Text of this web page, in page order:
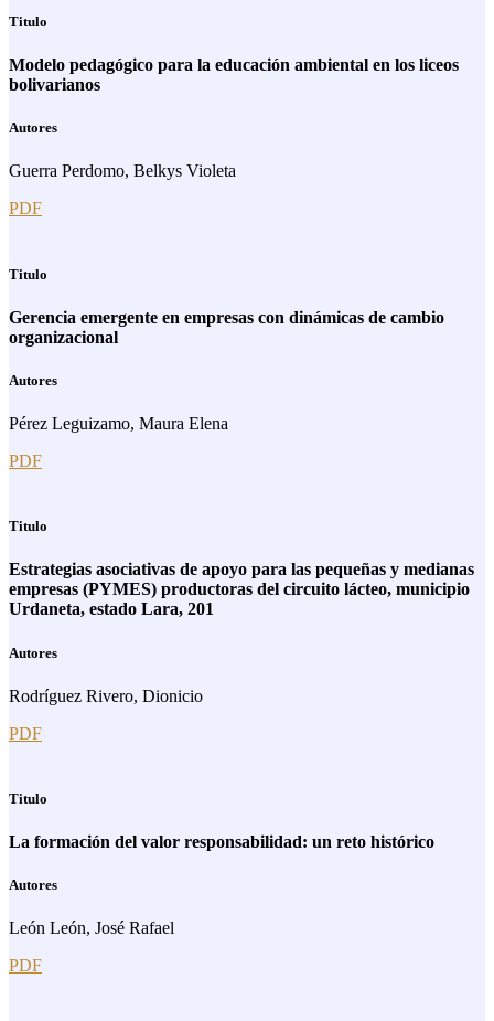
Titulo
Modelo pedagógico para la educación ambiental en los liceos
bolivarianos
Autores
Guerra Perdomo, Belkys Violeta
PDF
Titulo
Gerencia emergente en empresas con dinámicas de cambio
organizacional
Autores
Pérez Leguizamo, Maura Elena
PDF
Titulo
Estrategias asociativas de apoyo para las pequeñas y medianas
empresas (PYMES) productoras del circuito lácteo, municipio
Urdaneta, estado Lara, 201
Autores
Rodríguez Rivero, Dionicio
PDF
Titulo
La formación del valor responsabilidad: un reto histórico
Autores
León León, José Rafael
PDF